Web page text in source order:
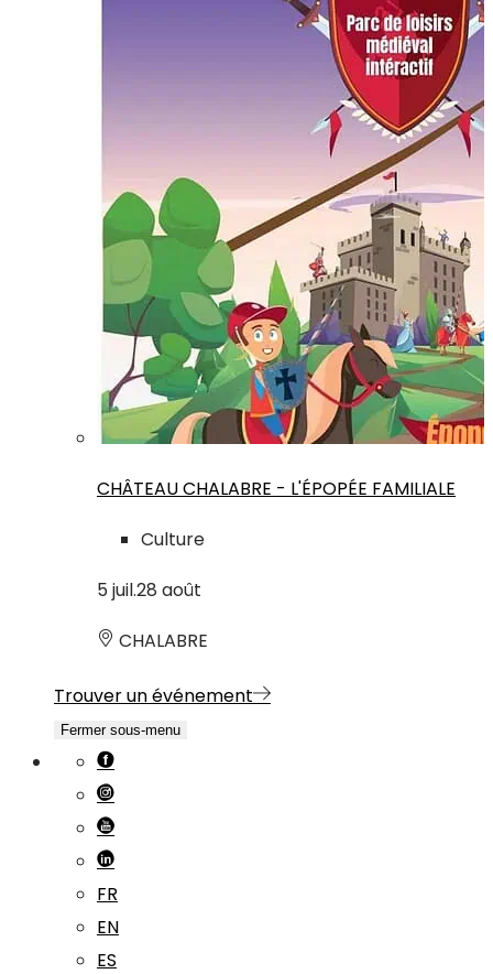
CHÂTEAU CHALABRE - L'ÉPOPÉE FAMILIALE
Culture
5 juil.28 août
CHALABRE
Trouver un événement
Fermer sous-menu
FR
EN
ES